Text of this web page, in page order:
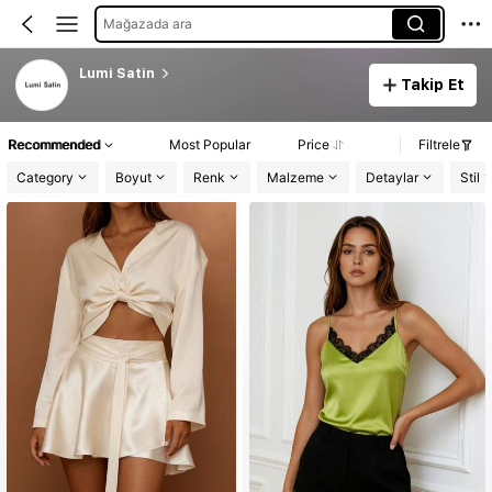
Mağazada ara
Lumi Satin
Takip Et
Recommended Most Popular Price
Filtrele
Category
Boyut Renk Malzeme Detaylar Stil